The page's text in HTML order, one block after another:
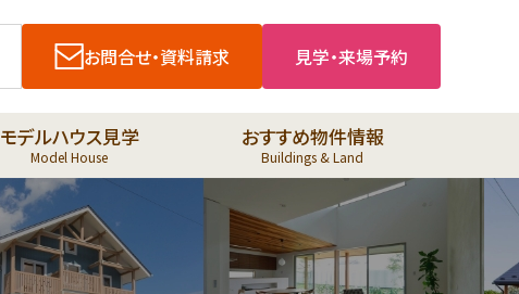
お問合せ・資料請求 見学・来場予約
モデルハウス見学
Model House
おすすめ物件情報
Buildings & Land